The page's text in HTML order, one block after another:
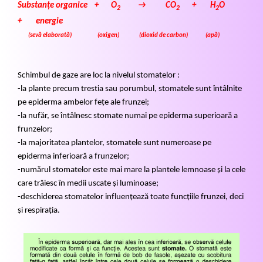
Substanțe organice + O2 → CO2 + H2O
+ energie
(sevă elaborată) (oxigen) (dioxid de carbon) (apă)
Schimbul de gaze are loc la nivelul stomatelor :
-la plante precum trestia sau porumbul, stomatele sunt întâlnite
pe epiderma ambelor fețe ale frunzei;
-la nufăr, se întâlnesc stomate numai pe epiderma superioară a
frunzelor;
-la majoritatea plantelor, stomatele sunt numeroase pe
epiderma inferioară a frunzelor;
-numărul stomatelor este mai mare la plantele lemnoase și la cele
care trăiesc în medii uscate și luminoase;
-deschiderea stomatelor influențează toate funcțiile frunzei, deci
și respirația.